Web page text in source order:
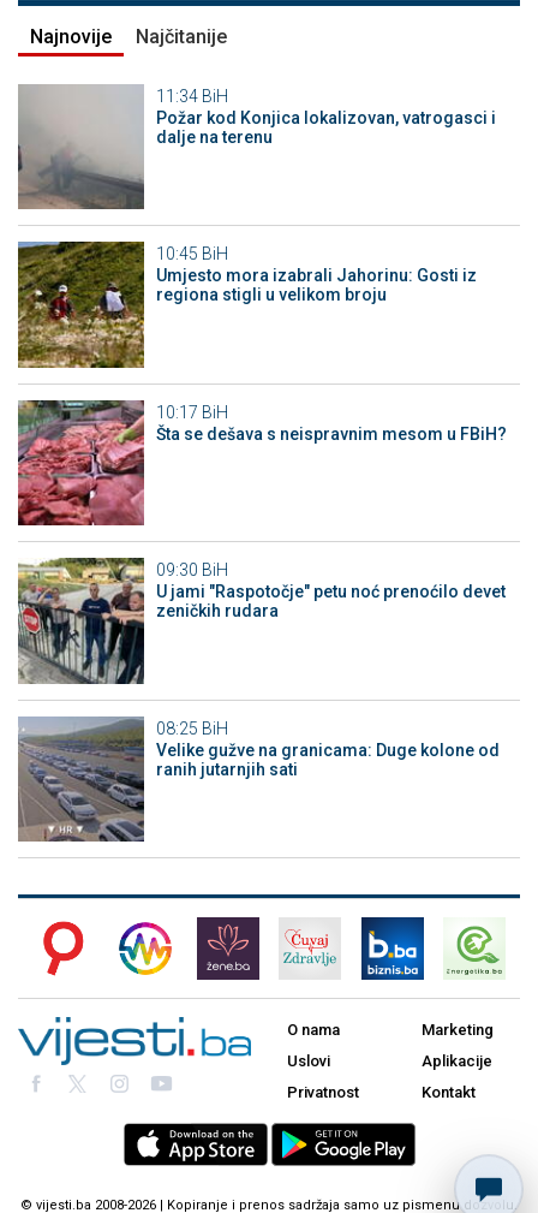
Najnovije Najčitanije
11:34 BiH
Požar kod Konjica lokalizovan, vatrogasci i
dalje na terenu
10:45 BiH
Umjesto mora izabrali Jahorinu: Gosti iz
regiona stigli u velikom broju
10:17 BiH
Šta se dešava s neispravnim mesom u FBiH?
09:30 BiH
U jami "Raspotočje" petu noć prenoćilo devet
zeničkih rudara
08:25 BiH
Velike gužve na granicama: Duge kolone od
ranih jutarnjih sati
O nama
Uslovi
Privatnost
Marketing
Aplikacije
Kontakt
© vijesti.ba 2008-2026 | Kopiranje i prenos sadržaja samo uz pismenu dozvolu.